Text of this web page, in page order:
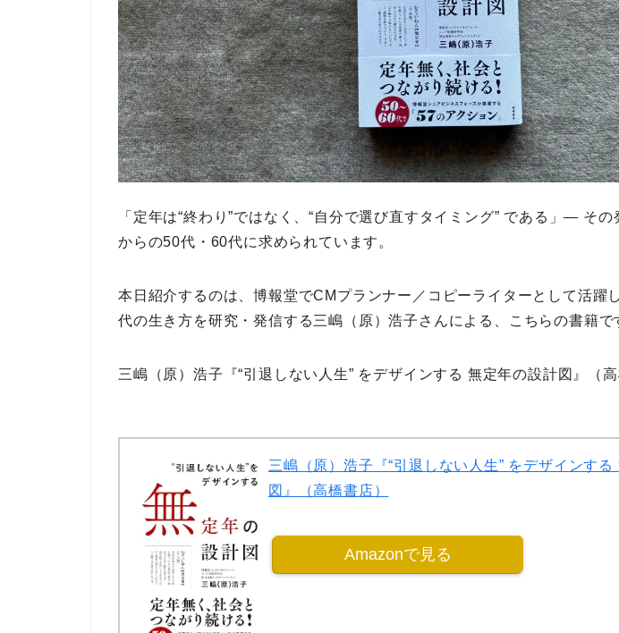
「定年は“終わり”ではなく、“自分で選び直すタイミング” である」― その
からの50代・60代に求められています。
本日紹介するのは、博報堂でCMプランナー／コピーライターとして活躍
代の生き方を研究・発信する三嶋（原）浩子 さんによる、こちらの書籍で
三嶋（原）浩子『“引退しない人生” をデザインする 無定年の設計図』 （
三嶋（原）浩子『“引退しない人生” をデザインす
図』（高橋書店）
Amazonで見る